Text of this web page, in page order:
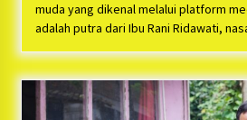
muda yang dikenal melalui platform
adalah putra dari Ibu Rani Ridawati,